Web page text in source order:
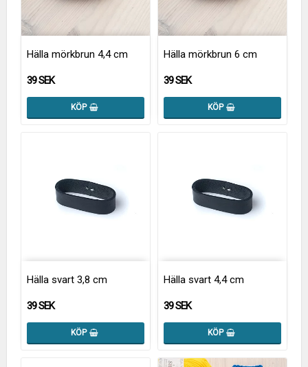
Hälla mörkbrun 4,4 cm
39 SEK
KÖP
Hälla mörkbrun 6 cm
39 SEK
KÖP
Hälla svart 3,8 cm
39 SEK
KÖP
Hälla svart 4,4 cm
39 SEK
KÖP